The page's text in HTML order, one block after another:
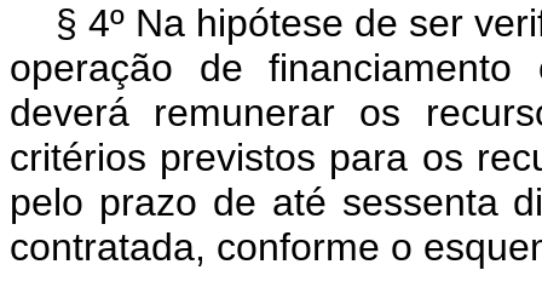
§ 4º Na hipótese de ser
operação de financiamento
deverá remunerar os
critérios previstos para os
pelo prazo de até sessenta
contratada, conforme o